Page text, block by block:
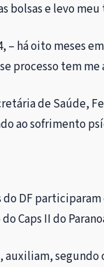
bolsas e levo
– há oito
processo tem
de Saúde,
ao sofrimento
do DF
Caps II do